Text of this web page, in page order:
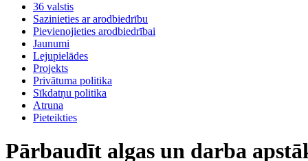
36 valstis
Sazinieties ar arodbiedrību
Pievienojieties arodbiedrībai
Jaunumi
Lejupielādes
Projekts
Privātuma politika
Sīkdatņu politika
Atruna
Pieteikties
Pārbaudīt algas un darba